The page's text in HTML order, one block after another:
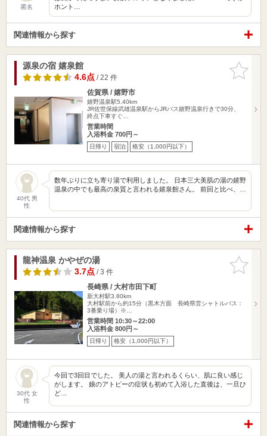
匿名
ホント…
関連情報から探す
お気に入
りに追加
源泉の宿 嬉泉館
4.6点/ 22 件
佐賀県 / 嬉野市
嬉野温泉駅5.40km
JR佐世保線武雄温泉駅からJRバス嬉野温泉行きで30分、
終点下車すぐ…
営業時間
入浴料金 700円～
日帰り 宿泊 格安（1,000円以下）
40代 男
性
数年ぶりに立ち寄り湯で利用しました。 日本三大美肌の湯の嬉野
温泉の中でも最高の泉質と言われる嬉泉館さん。 前回と比べ、…
関連情報から探す
お気に入
りに追加
龍神温泉 かやぜの湯
3.7点/ 3 件
長崎県 / 大村市田下町
新大村駅3.80km
大村駅前から約15分（黒木方面 長崎県営シャトルバス：
3番乗り場）※…
営業時間 10:30～22:00
入浴料金 800円～
日帰り 格安（1,000円以下）
30代 女
性
今回で3回目でした。 美人の湯と言われるくらい、肌に良い感じ
がします。 娘のアトピーの症状も初めて入浴した直後は、一旦ひ
ど…
関連情報から探す